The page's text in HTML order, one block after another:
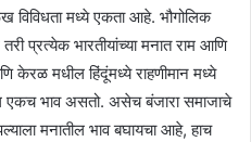
विविधता मध्ये एकता आहे. भौगोलिक
प्रत्येक भारतीयांच्या मनात राम आणि
केरळ मधील हिंदूंमध्ये राहणीमान मध्ये
एकच भाव असतो. असेच बंजारा समाजाचे
मनातील भाव बघायचा आहे, हाच